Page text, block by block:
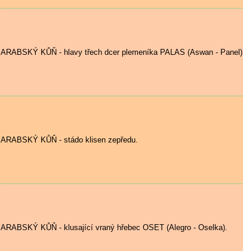
ARABSKÝ KŮŇ - hlavy třech dcer plemeníka PALAS (Aswan - Panel).
ARABSKÝ KŮŇ - stádo klisen zepředu.
ARABSKÝ KŮŇ - klusající vraný hřebec OSET (Alegro - Oselka).